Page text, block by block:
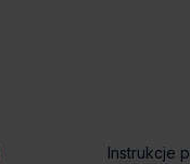
Instrukcje